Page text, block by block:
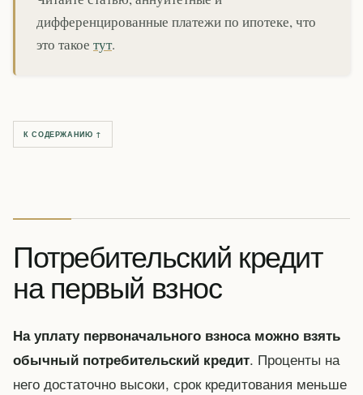
дифференцированные платежи по ипотеке, что
это такое тут.
К СОДЕРЖАНИЮ ↑
Потребительский кредит
на первый взнос
На уплату первоначального взноса можно взять
обычный потребительский кредит. Проценты на
него достаточно высоки, срок кредитования меньше